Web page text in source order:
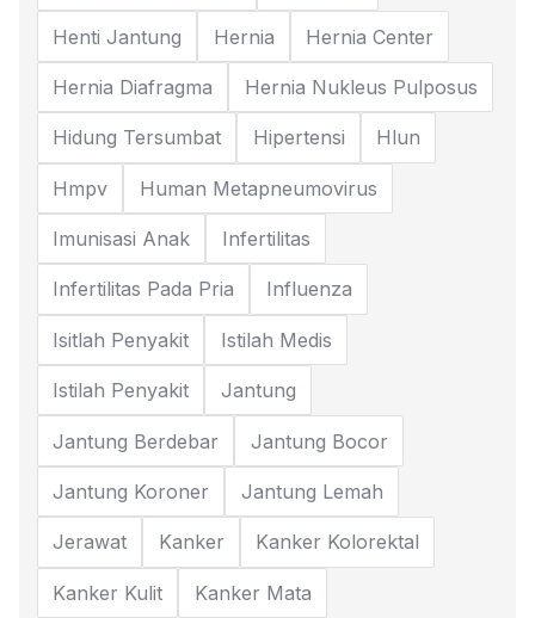
Henti Jantung Hernia Hernia Center
Hernia Diafragma Hernia Nukleus Pulposus
Hidung Tersumbat Hipertensi Hlun
Hmpv Human Metapneumovirus
Imunisasi Anak Infertilitas
Infertilitas Pada Pria Influenza
Isitlah Penyakit Istilah Medis
Istilah Penyakit Jantung
Jantung Berdebar Jantung Bocor
Jantung Koroner Jantung Lemah
Jerawat Kanker Kanker Kolorektal
Kanker Kulit Kanker Mata